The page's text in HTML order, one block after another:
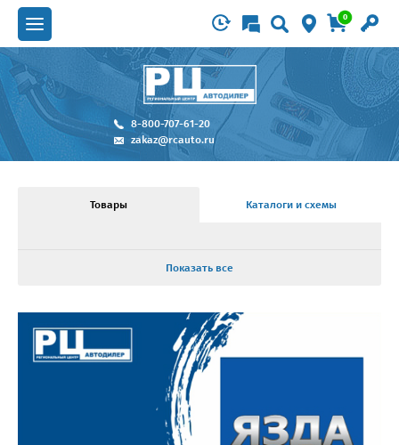
0
8-800-707-61-20
zakaz@rcauto.ru
Товары Каталоги и схемы
Показать все